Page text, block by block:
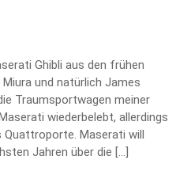
Ghibli aus den frühen
Miura und natürlich James
Traumsportwagen meiner
wiederbelebt, allerdings
Maserati will
Jahren über die […]